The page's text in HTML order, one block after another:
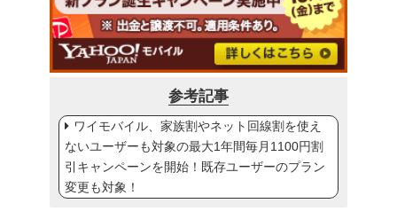
参考記事
ワイモバイル、家族割やネット回線割を使え
ないユーザーも対象の最大1年間毎月1100円割
引キャンペーンを開始！既存ユーザーのプラン
変更も対象！